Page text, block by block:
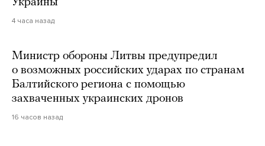
Украины
4 часа назад
Министр обороны Литвы предупредил
о возможных российских ударах по странам
Балтийского региона с помощью
захваченных украинских дронов
16 часов назад